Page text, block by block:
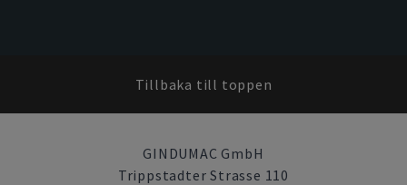
Tillbaka till toppen
GINDUMAC GmbH
Trippstadter Strasse 110